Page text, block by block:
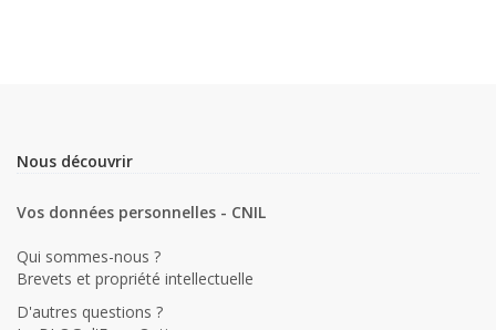
Nous découvrir
Vos données personnelles - CNIL
Qui sommes-nous ?
Brevets et propriété intellectuelle
D'autres questions ?